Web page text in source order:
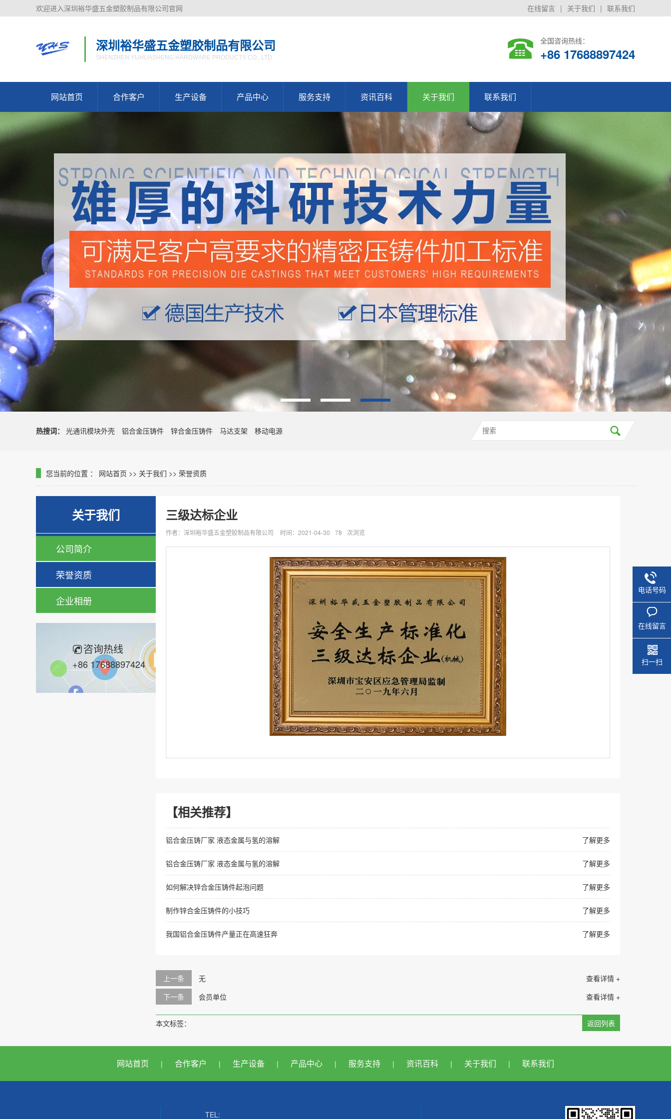
在线留言 | 关于我们 | 联系我们
欢迎进入深圳裕华盛五金塑胶制品有限公司官网
深圳裕华盛五金塑胶制品有限公司
SHENZHEN YUHUASHENG HARDWARE PRODUCTS CO., LTD.
全国咨询热线：
+86 17688897424
网站首页 合作客户 生产设备 产品中心 服务支持 资讯百科 关于我们 联系我们
热搜词： 光通讯模块外壳 铝合金压铸件 锌合金压铸件 马达支架 移动电源
您当前的位置 ： 网站首页 >> 关于我们 >> 荣誉资质
关于我们
公司简介
荣誉资质
企业相册
咨询热线
+86 17688897424
三级达标企业
作者：深圳裕华盛五金塑胶制品有限公司 时间：2021-04-30 78 次浏览
【相关推荐】
了解更多
铝合金压铸厂家 液态金属与氢的溶解
了解更多
铝合金压铸厂家 液态金属与氢的溶解
了解更多
如何解决锌合金压铸件起泡问题
了解更多
制作锌合金压铸件的小技巧
了解更多
我国铝合金压铸件产量正在高速狂奔
上一条 查看详情 +
无
下一条
查看详情 +
会员单位
返回列表
本文标签：
网站首页 | 合作客户 | 生产设备 | 产品中心 | 服务支持 | 资讯百科 | 关于我们 | 联系我们
TEL:
电话号码
在线留言
扫一扫